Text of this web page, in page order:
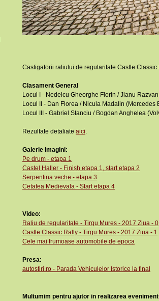
Castigatorii raliului de regularitate Castle
Clasament General
Locul I - Nedelcu Gheorghe Florin / Jianu
Locul II - Dan Florea / Nicula Madalin (Mercedes
Locul III - Gabriel Stanciu / Bogdan Anghelea
Rezultate detaliate aici.
Galerie imagini:
Pe drum - etapa 1
Castel Haller - Finish etapa 1, start etapa 2
Serpentina veche - etapa 3
Cetatea Medievala - Start etapa 4
Video:
Raliu de regularitate - Tirgu Mures - 2017 Ziua - 0
Castle Classic Rally - Tirgu Mures - 2017 Ziua - 1
Cele mai frumoase automobile de epoca
Presa:
autostiri.ro - Parada Vehiculelor Istorice la final
Multumim pentru ajutor in realizarea